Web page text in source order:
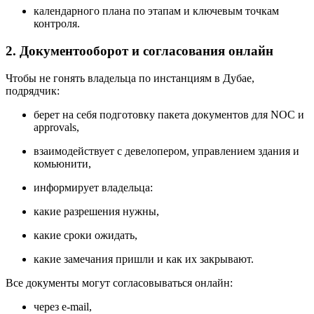
календарного плана по этапам и ключевым точкам
контроля.
2. Документооборот и согласования онлайн
Чтобы не гонять владельца по инстанциям в Дубае,
подрядчик:
берет на себя подготовку пакета документов для NOC и
approvals,
взаимодействует с девелопером, управлением здания и
комьюнити,
информирует владельца:
какие разрешения нужны,
какие сроки ожидать,
какие замечания пришли и как их закрывают.
Все документы могут согласовываться онлайн:
через e-mail,